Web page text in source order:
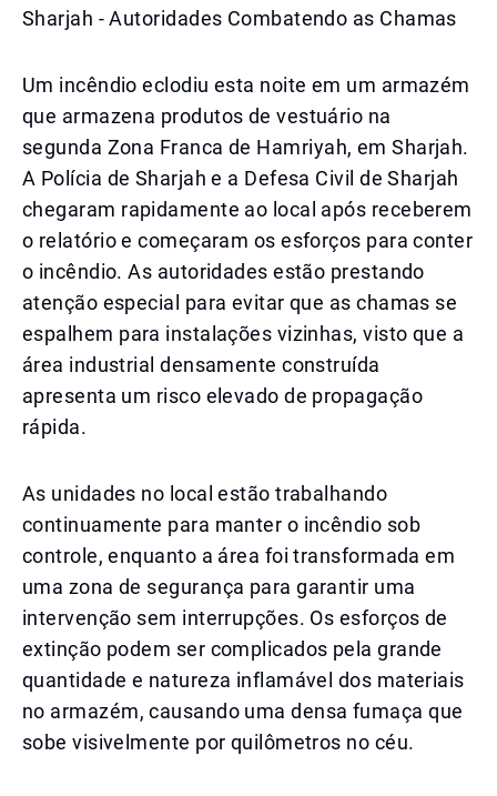
Sharjah - Autoridades Combatendo as Chamas
Um incêndio eclodiu esta noite em um armazém
que armazena produtos de vestuário na
segunda Zona Franca de Hamriyah, em Sharjah.
A Polícia de Sharjah e a Defesa Civil de Sharjah
chegaram rapidamente ao local após receberem
o relatório e começaram os esforços para conter
o incêndio. As autoridades estão prestando
atenção especial para evitar que as chamas se
espalhem para instalações vizinhas, visto que a
área industrial densamente construída
apresenta um risco elevado de propagação
rápida.
As unidades no local estão trabalhando
continuamente para manter o incêndio sob
controle, enquanto a área foi transformada em
uma zona de segurança para garantir uma
intervenção sem interrupções. Os esforços de
extinção podem ser complicados pela grande
quantidade e natureza inflamável dos materiais
no armazém, causando uma densa fumaça que
sobe visivelmente por quilômetros no céu.